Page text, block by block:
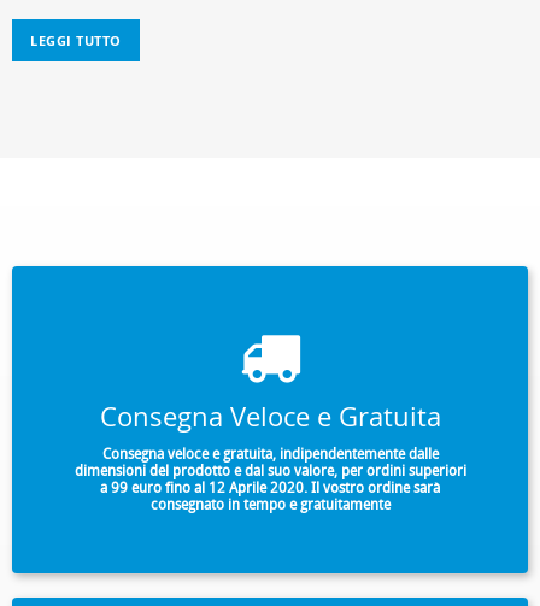
LEGGI TUTTO
Consegna Veloce e Gratuita
Consegna veloce e gratuita, indipendentemente dalle
dimensioni del prodotto e dal suo valore, per ordini superiori
a 99 euro fino al 12 Aprile 2020. Il vostro ordine sarà
consegnato in tempo e gratuitamente